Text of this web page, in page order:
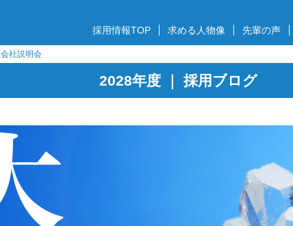
採用情報TOP 求める人物像 先輩の声
会社説明会
2028年度 ｜ 採用ブログ